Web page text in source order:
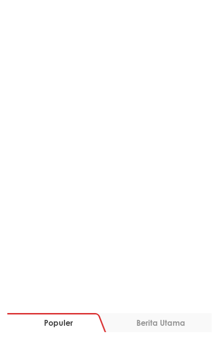
Populer Berita Utama